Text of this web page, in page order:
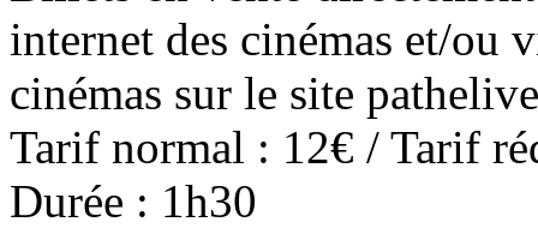
internet des cinémas et/ou
cinémas sur le site
Tarif normal : 12€ / Tarif
Durée : 1h30